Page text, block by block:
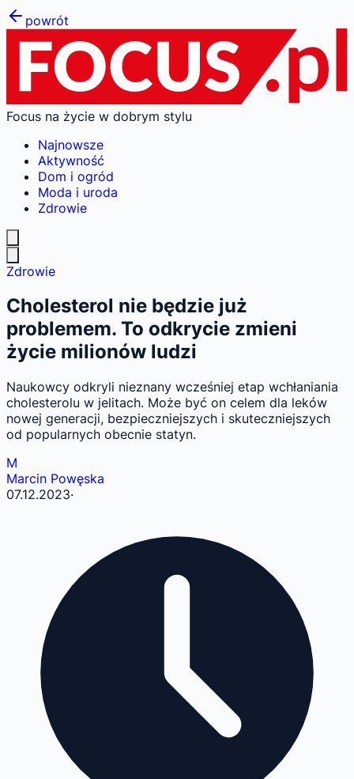
powrót
Focus na życie w dobrym stylu
Najnowsze
Aktywność
Dom i ogród
Moda i uroda
Zdrowie
Zdrowie
Cholesterol nie będzie już
problemem. To odkrycie zmieni
życie milionów ludzi
Naukowcy odkryli nieznany wcześniej etap wchłaniania
cholesterolu w jelitach. Może być on celem dla leków
nowej generacji, bezpieczniejszych i skuteczniejszych
od popularnych obecnie statyn.
M
Marcin Powęska
07.12.2023·